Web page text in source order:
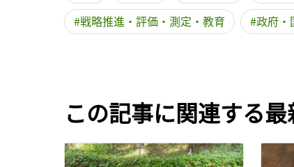
戦略推進・評価・測定・教育
政府・
この記事に関連する